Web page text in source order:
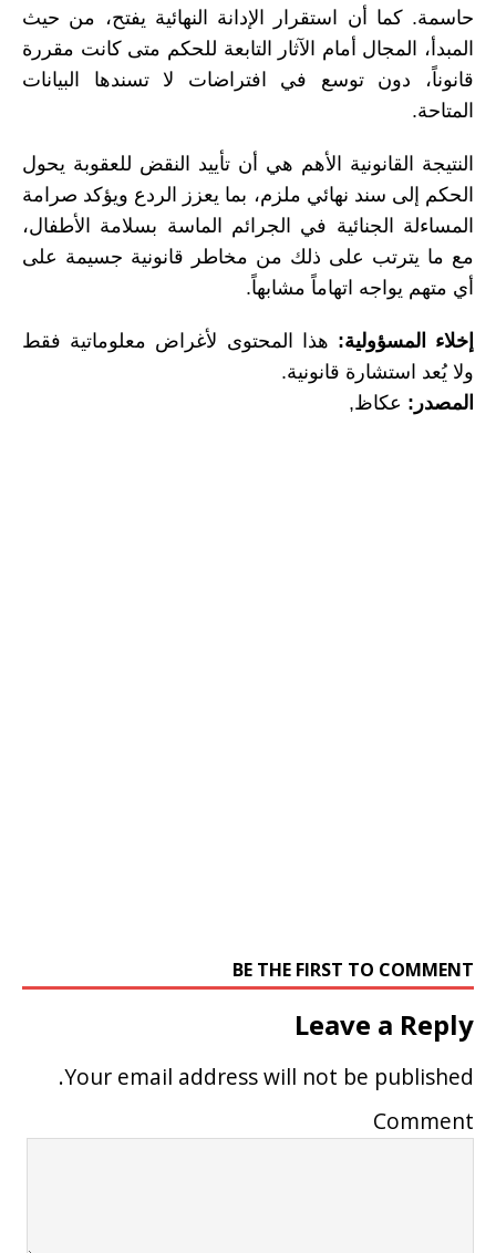
حاسمة. كما أن استقرار الإدانة النهائية يفتح، من حيث
المبدأ، المجال أمام الآثار التابعة للحكم متى كانت مقررة
قانوناً، دون توسع في افتراضات لا تسندها البيانات
المتاحة.
النتيجة القانونية الأهم هي أن تأييد النقض للعقوبة يحول
الحكم إلى سند نهائي ملزم، بما يعزز الردع ويؤكد صرامة
المساءلة الجنائية في الجرائم الماسة بسلامة الأطفال،
مع ما يترتب على ذلك من مخاطر قانونية جسيمة على
أي متهم يواجه اتهاماً مشابهاً.
إخلاء المسؤولية: هذا المحتوى لأغراض معلوماتية فقط
ولا يُعد استشارة قانونية.
المصدر: عكاظ,
BE THE FIRST TO COMMENT
Leave a Reply
Your email address will not be published.
Comment